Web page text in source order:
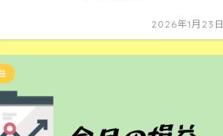
2026年1月23日